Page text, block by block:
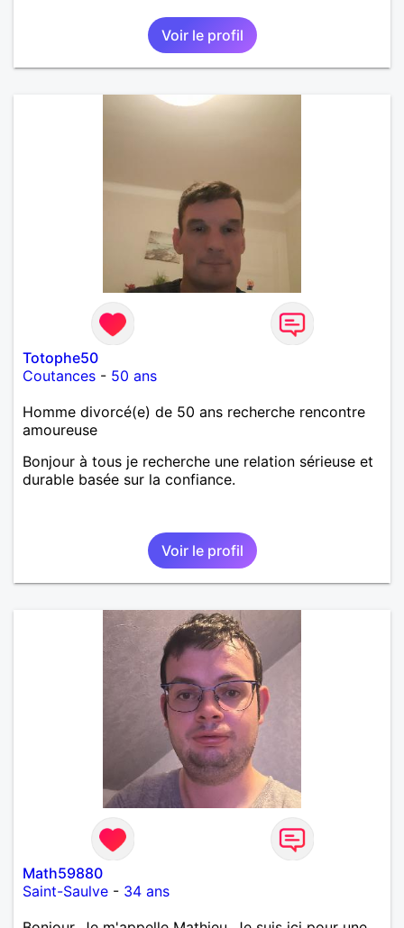
Voir le profil
Totophe50
Coutances - 50 ans
Homme divorcé(e) de 50 ans recherche rencontre
amoureuse
Bonjour à tous je recherche une relation sérieuse et
durable basée sur la confiance.
Voir le profil
Math59880
Saint-Saulve - 34 ans